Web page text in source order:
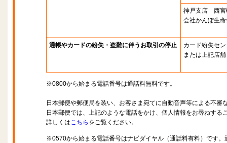
神戸支店 西宮
会社かんぽ生
通帳やカードの紛失・盗難に伴うお取引の停止
カード紛失セ
または上記店舗
※0800から始まる電話番号は通話料無料です。
日本郵便や郵便局を装い、お客さま宛てに自動音声等による不審
日本郵便では、上記のような電話をかけ、個人情報をお尋ねする
詳しくはこちら をご覧ください。
※0570から始まる電話番号はナビダイヤル（通話料有料）です